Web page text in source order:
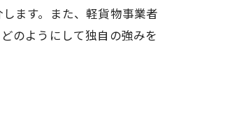
ます。また、軽貨物事業者
のようにして独自の強みを